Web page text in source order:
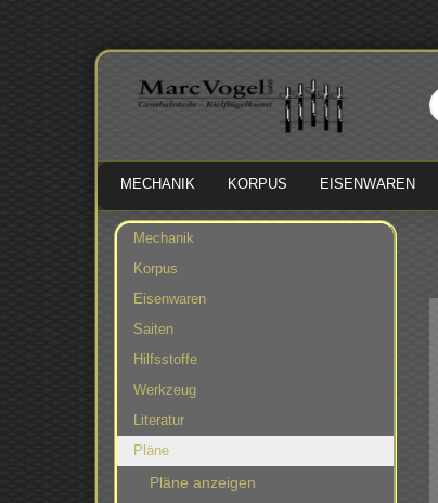
MECHANIK KORPUS EISENWAREN
Mechanik
Korpus
Eisenwaren
Saiten
Hilfsstoffe
Werkzeug
Literatur
Pläne
Pläne anzeigen